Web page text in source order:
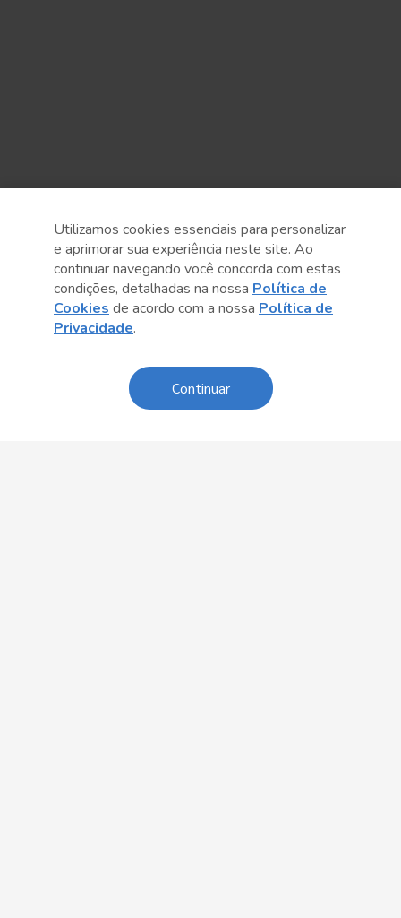
Sobre o Sesc
Utilizamos cookies essenciais para personalizar
e aprimorar sua experiência neste site. Ao
continuar navegando você concorda com estas
condições, detalhadas na nossa Política de
Cookies de acordo com a nossa Política de
Privacidade.
Continuar